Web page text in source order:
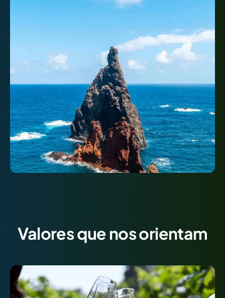
Valores que nos orientam